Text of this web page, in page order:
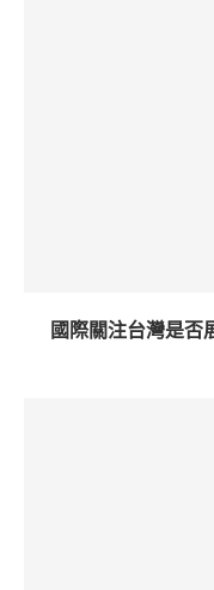
國際關注台灣是